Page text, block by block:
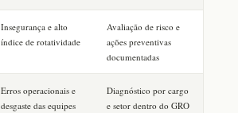
Insegurança e alto
índice de rotatividade
Avaliação de risco e
ações preventivas
documentadas
Erros operacionais e
desgaste das equipes
Diagnóstico por cargo
e setor dentro do GRO